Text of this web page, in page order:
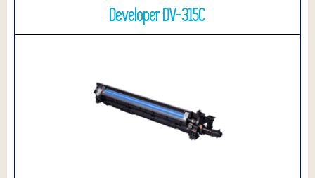
Developer DV-315C